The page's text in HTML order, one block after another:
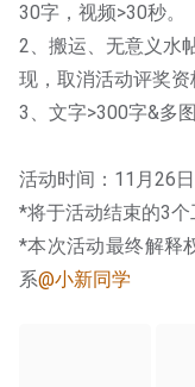
30字，视频>30秒。
2、搬运、无意义水
现，取消活动评奖资
3、文字>300字&多
活动时间：11月26
*将于活动结束的3个
*本次活动最终解释
系@小新同学